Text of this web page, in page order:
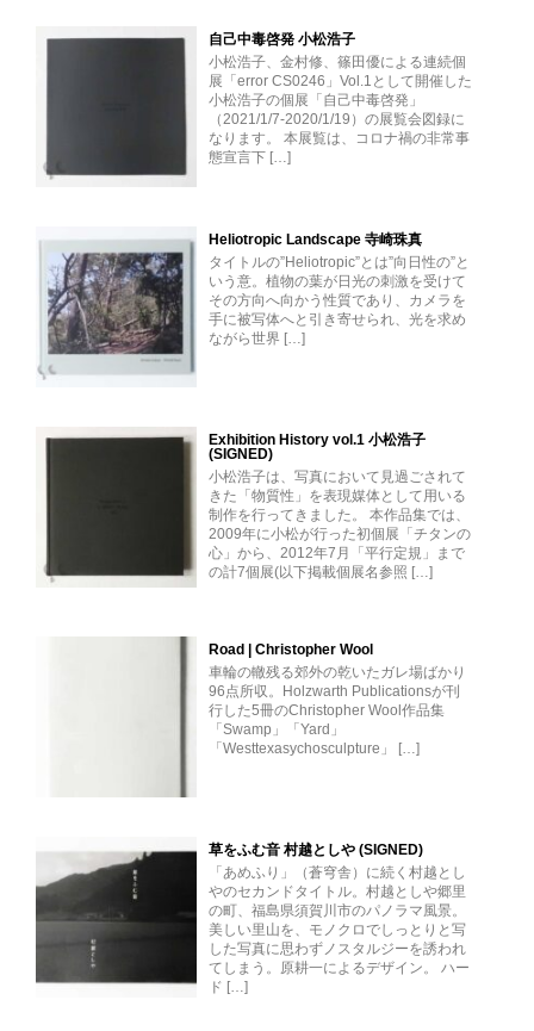
自己中毒啓発 小松浩子
小松浩子、金村修、篠田優による連続個
展「error CS0246」Vol.1として開催した
小松浩子の個展「自己中毒啓発」
（2021/1/7-2020/1/19）の展覧会図録に
なります。 本展覧は、コロナ禍の非常事
態宣言下 […]
Heliotropic Landscape 寺崎珠真
タイトルの”Heliotropic”とは”向日性の”と
いう意。植物の葉が日光の刺激を受けて
その方向へ向かう性質であり、カメラを
手に被写体へと引き寄せられ、光を求め
ながら世界 […]
Exhibition History vol.1 小松浩子
(SIGNED)
小松浩子は、写真において見過ごされて
きた「物質性」を表現媒体として用いる
制作を行ってきました。 本作品集では、
2009年に小松が行った初個展「チタンの
心」から、2012年7月「平行定規」まで
の計7個展(以下掲載個展名参照 […]
Road | Christopher Wool
車輪の轍残る郊外の乾いたガレ場ばかり
96点所収。Holzwarth Publicationsが刊
行した5冊のChristopher Wool作品集
「Swamp」「Yard」
「Westtexasychosculpture」 […]
草をふむ音 村越としや (SIGNED)
「あめふり」（蒼穹舎）に続く村越とし
やのセカンドタイトル。村越としや郷里
の町、福島県須賀川市のパノラマ風景。
美しい里山を、モノクロでしっとりと写
した写真に思わずノスタルジーを誘われ
てしまう。原耕一によるデザイン。 ハー
ド […]